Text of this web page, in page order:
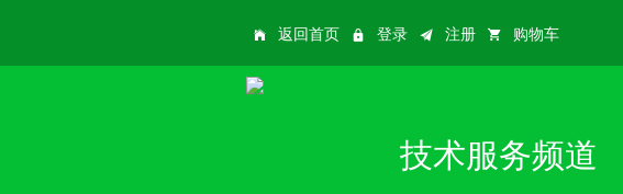
返回首页 登录 注册 购物车
技术服务频道